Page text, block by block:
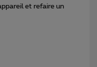
et refaire un